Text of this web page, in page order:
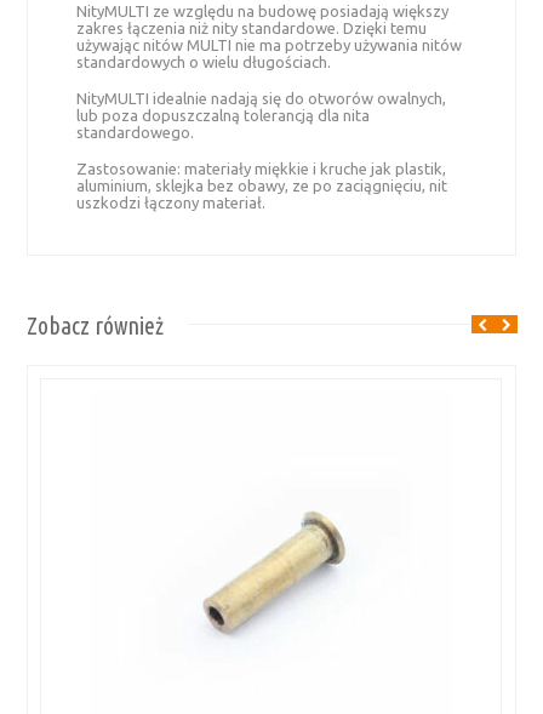
NityMULTI ze względu na budowę posiadają większy
zakres łączenia niż nity standardowe. Dzięki temu
używając nitów MULTI nie ma potrzeby używania nitów
standardowych o wielu długościach.
NityMULTI idealnie nadają się do otworów owalnych,
lub poza dopuszczalną tolerancją dla nita
standardowego.
Zastosowanie: materiały miękkie i kruche jak plastik,
aluminium, sklejka bez obawy, ze po zaciągnięciu, nit
uszkodzi łączony materiał.
Zobacz również